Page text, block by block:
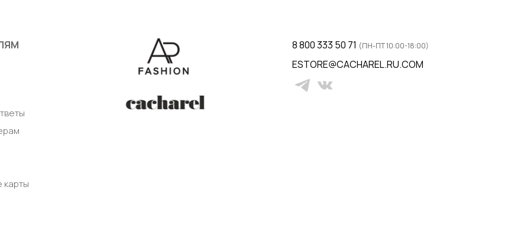
8 800 333 50 71 (ПН-ПТ 10:00-18:00)
ESTORE@CACHAREL.RU.COM